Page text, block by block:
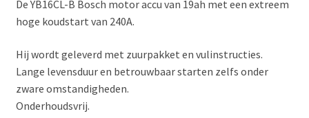
De YB16CL-B Bosch motor accu van 19ah met een extreem
hoge koudstart van 240A.
Hij wordt geleverd met zuurpakket en vulinstructies.
Lange levensduur en betrouwbaar starten zelfs onder
zware omstandigheden.
Onderhoudsvrij.